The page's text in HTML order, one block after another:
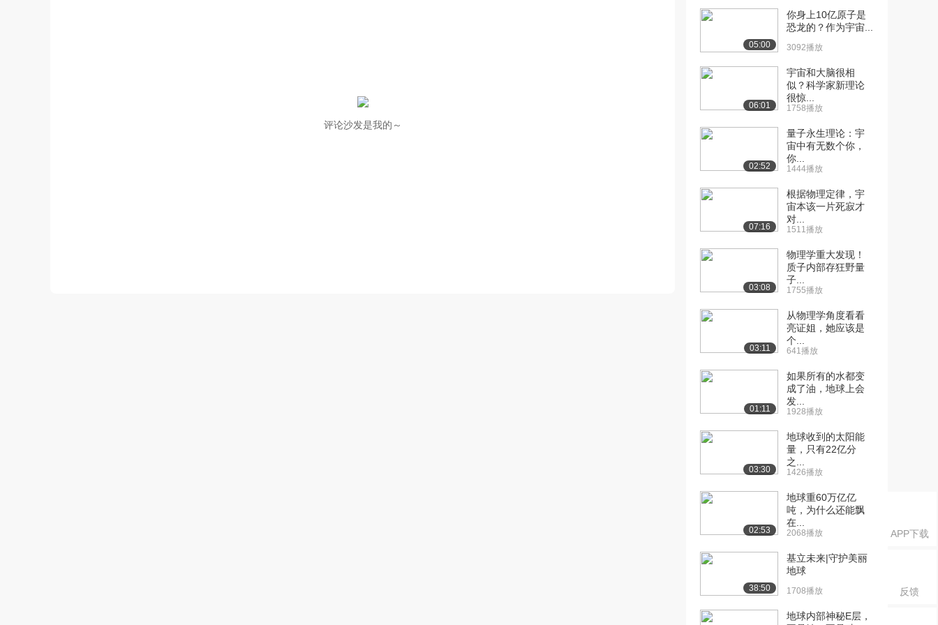
APP下载
反馈
评论沙发是我的～
[10] 圜则九重：地球环境
系统概况（上）
6856播放
待播放
[11] 圜则九重：地球环境
11:36
[12] 圜则九重：地球环境
11:33
[13] 北京师范大学公开
课：气乘风则散——...
13:01
[14] 北京师范大学公开
课：气乘风则散——...
课：气乘风则散——...
[16] 东流不溢：地表水分
循环（上）
[17] 东流不溢：地表水分
循环（中）
1403播放
[18] 东流不溢：地表水分
1381播放
[19] 九州安错川谷何洿：
5530播放
[20] 九州安错川谷何洿：
岩石圈的形态（中...
765播放
05:00
你身上10亿原子是
恐龙的？作为宇宙...
3092播放
06:01
宇宙和大脑很相
似？科学家新理论
很惊...
1758播放
02:52
量子永生理论：宇
宙中有无数个你，
你...
1444播放
07:16
根据物理定律，宇
宙本该一片死寂才
对...
1511播放
03:08
物理学重大发现！
质子内部存狂野量
子...
1755播放
03:11
从物理学角度看看
亮证姐，她应该是
个...
641播放
01:11
如果所有的水都变
成了油，地球上会
发...
1928播放
03:30
地球收到的太阳能
量，只有22亿分
之...
1426播放
02:53
地球重60万亿亿
吨，为什么还能飘
在...
2068播放
38:50
基立未来|守护美丽
地球
1708播放
地球内部神秘E层，